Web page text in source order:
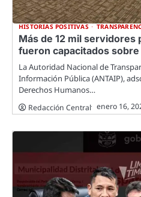
HISTORIAS POSITIVAS
Más de 12 mil servidores
fueron capacitados
La Autoridad Nacional de
Información Pública (ANTAIP),
Derechos Humanos…
Redacción Central enero 16,